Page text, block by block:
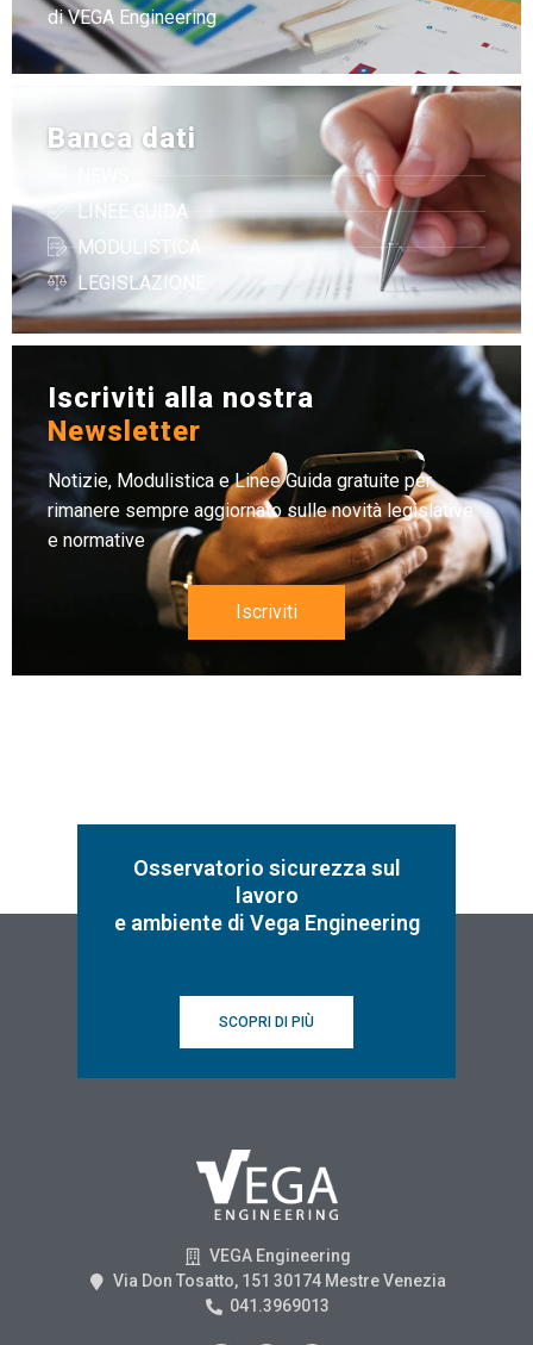
Banca dati
LINEE GUIDA
MODULISTICA
LEGISLAZIONE
di VEGA Engineering
Iscriviti alla nostra
Newsletter
Notizie, Modulistica e Linee Guida gratuite per
rimanere sempre aggiornato sulle novità legislative
e normative
Iscriviti
Osservatorio sicurezza sul
lavoro
e ambiente di Vega Engineering
SCOPRI DI PIÙ
VEGA Engineering
Via Don Tosatto, 151 30174 Mestre Venezia
041.3969013